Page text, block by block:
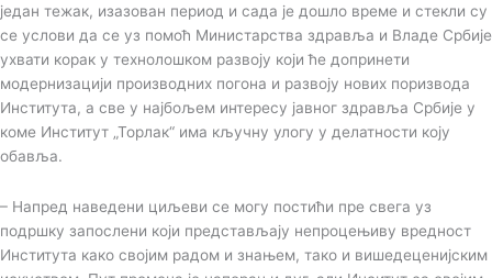
један тежак, изазован период и сада је дошло време и стекли су
се услови да се уз помоћ Министарства здравља и Владе Србије
ухвати корак у технолошком развоју који ће допринети
модернизацији производних погона и развоју нових поризвода
Института, а све у најбољем интересу јавног здравља Србије у
коме Институт „Торлак“ има кључну улогу у делатности коју
обавља.
– Напред наведени циљеви се могу постићи пре свега уз
подршку запослени који представљају непроцењиву вредност
Института како својим радом и знањем, тако и вишедеценијским